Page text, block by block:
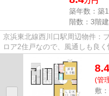
築年数：築
階数：3階建
京浜東北線西川口駅周辺物件：
ロア2住戸なので、風通しも良
8.4
(管
敷